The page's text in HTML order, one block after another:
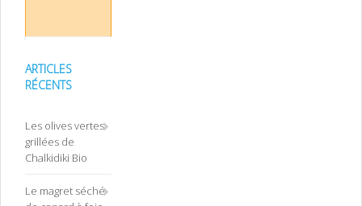
ARTICLES
RÉCENTS
Les olives vertes
grillées de
Chalkidiki Bio
Le magret séché